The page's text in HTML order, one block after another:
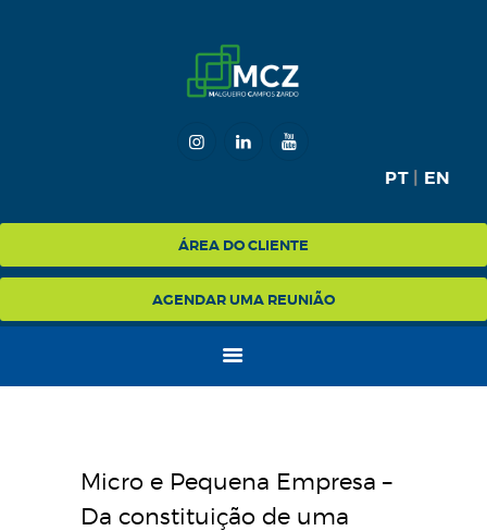
PT| EN
ÁREA DO CLIENTE
AGENDAR UMA REUNIÃO
NA MÍDIA
BLOG
CONTATO
Micro e Pequena Empresa –
Da constituição de uma